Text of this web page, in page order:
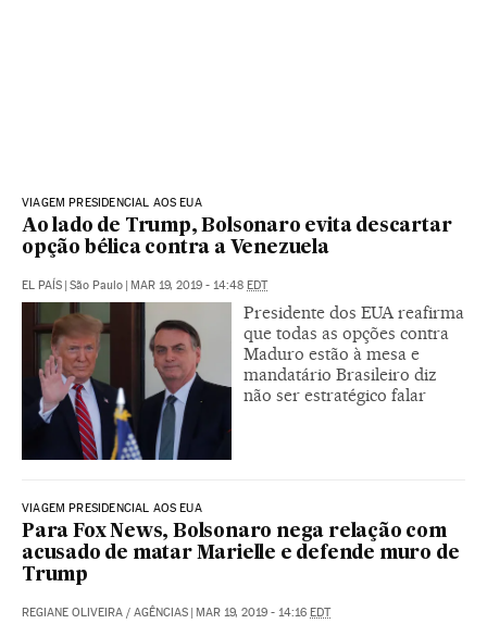
VIAGEM PRESIDENCIAL AOS EUA
Ao lado de Trump, Bolsonaro evita descartar
opção bélica contra a Venezuela
EL PAÍS | São Paulo | MAR 19, 2019 - 14:48 EDT
Presidente dos EUA reafirma
que todas as opções contra
Maduro estão à mesa e
mandatário Brasileiro diz
não ser estratégico falar
VIAGEM PRESIDENCIAL AOS EUA
Para Fox News, Bolsonaro nega relação com
acusado de matar Marielle e defende muro de
Trump
REGIANE OLIVEIRA / AGÊNCIAS | MAR 19, 2019 - 14:16 EDT